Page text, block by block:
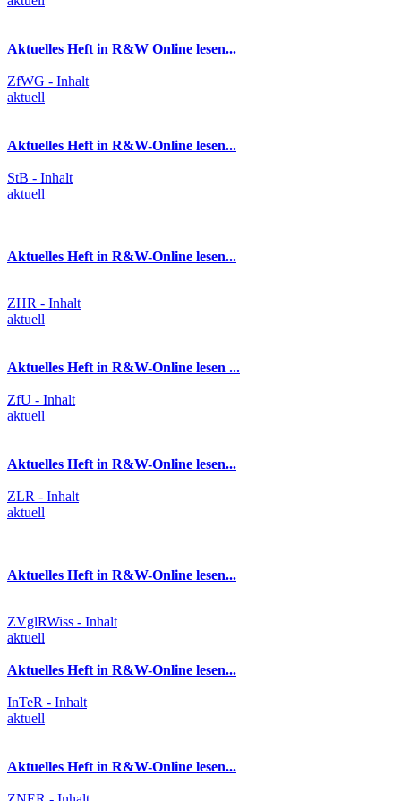
Aktuelles Heft in R&W Online lesen...
ZfWG - Inhalt
aktuell
Aktuelles Heft in R&W-Online lesen...
StB - Inhalt
aktuell
Aktuelles Heft in R&W-Online lesen...
ZHR - Inhalt
aktuell
Aktuelles Heft in R&W-Online lesen ...
ZfU - Inhalt
aktuell
Aktuelles Heft in R&W-Online lesen...
ZLR - Inhalt
aktuell
Aktuelles Heft in R&W-Online lesen...
ZVglRWiss - Inhalt
aktuell
Aktuelles Heft in R&W-Online lesen...
InTeR - Inhalt
aktuell
Aktuelles Heft in R&W-Online lesen...